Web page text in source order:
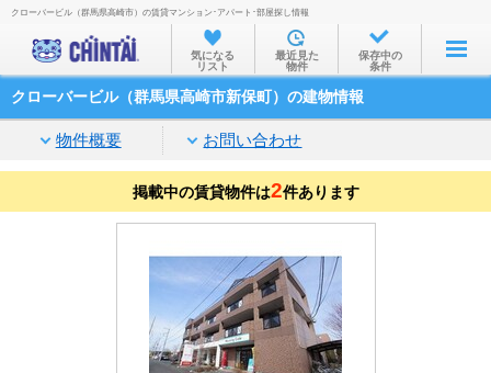
お部屋を探す
沿線・駅から
住所から
家賃相場から
通勤通学時間から
不動産会社から
TOP
クローバービル（群馬県高崎市）の賃貸マンション･アパート･部屋探し情報
気になる
リスト
最近見た
物件
保存中の
条件
クローバービル（群馬県高崎市新保町）の建物情報
物件概要 お問い合わせ
掲載中の賃貸物件は2件あります